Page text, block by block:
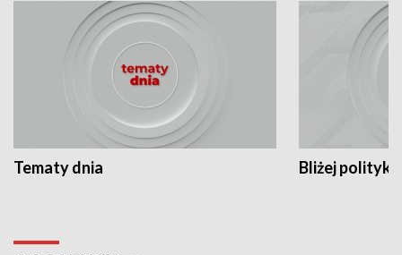
Tematy dnia Bliżej polityki